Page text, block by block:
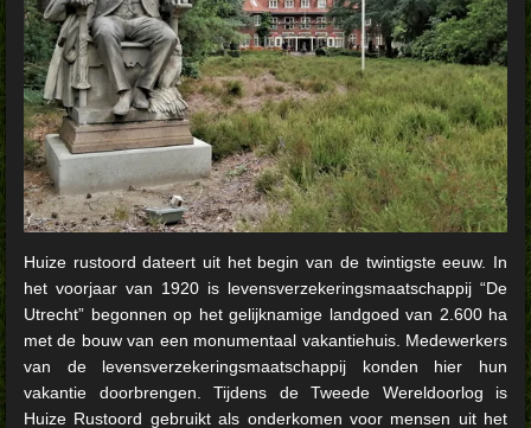
Huize rustoord dateert uit het begin van de twintigste eeuw. In
het voorjaar van 1920 is levensverzekeringsmaatschappij “De
Utrecht” begonnen op het gelijknamige landgoed van 2.600 ha
met de bouw van een monumentaal vakantiehuis. Medewerkers
van de levensverzekeringsmaatschappij konden hier hun
vakantie doorbrengen. Tijdens de Tweede Wereldoorlog is
Huize Rustoord gebruikt als onderkomen voor mensen uit het